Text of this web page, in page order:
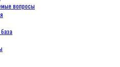
вопросы